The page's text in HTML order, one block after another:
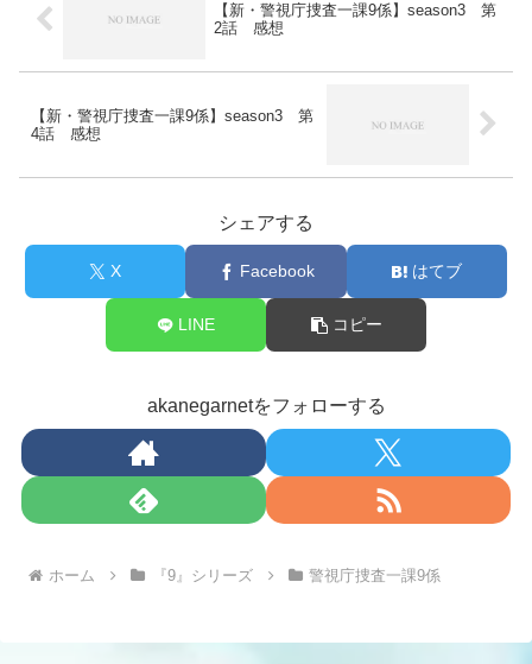
【新・警視庁捜査一課9係】season3 第
2話 感想
【新・警視庁捜査一課9係】season3 第
4話 感想
シェアする
X Facebook はてブ
LINE コピー
akanegarnetをフォローする
ホーム 『9』シリーズ 警視庁捜査一課9係